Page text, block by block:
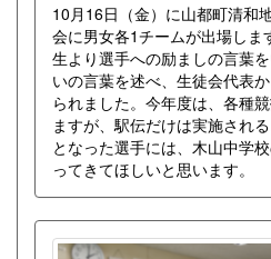
10月16日（金）に山都町清和
会に男女各1チームが出場しま
生より選手への励ましの言葉
いの言葉を述べ、生徒会代表
られました。今年度は、各種
ますが、駅伝だけは実施され
となった選手には、木山中学
ってきてほしいと思います。